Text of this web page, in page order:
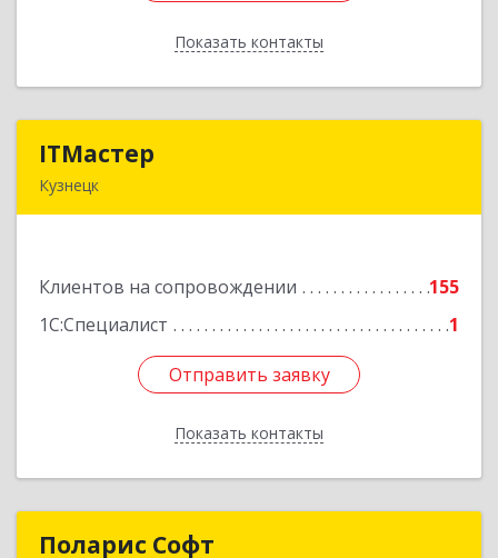
Показать контакты
Назад
ITМастер
Кузнецк
Клиентов на сопровождении
155
1С:Специалист
1
Отправить заявку
Показать контакты
Подробнее
Отправить заявку
Назад
Поларис Софт